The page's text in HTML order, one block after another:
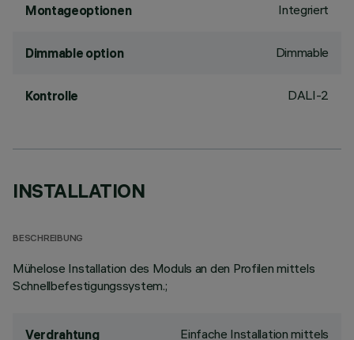
Montageoptionen Integriert
Dimmable option Dimmable
Kontrolle DALI-2
INSTALLATION
BESCHREIBUNG
Mühelose Installation des Moduls an den Profilen mittels
Schnellbefestigungssystem.;
Verdrahtung
Einfache Installation mittels